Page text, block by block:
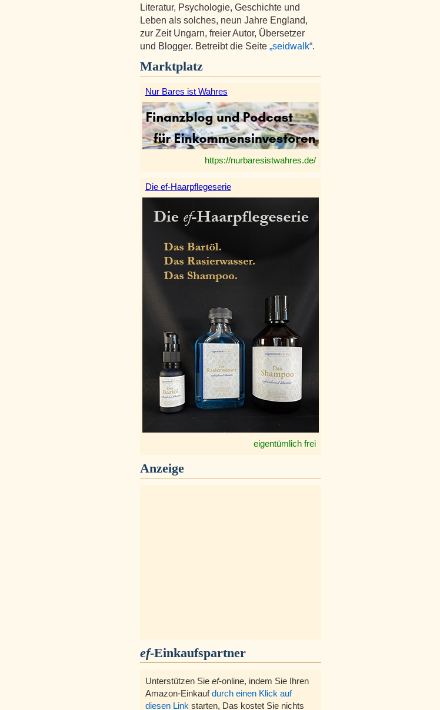
Literatur, Psychologie, Geschichte und
Leben als solches, neun Jahre England,
zur Zeit Ungarn, freier Autor, Übersetzer
und Blogger. Betreibt die Seite „seidwalk“.
Marktplatz
Nur Bares ist Wahres
https://nurbaresistwahres.de/
Die ef-Haarpflegeserie
eigentümlich frei
Anzeige
ef-Einkaufspartner
Unterstützen Sie ef-online, indem Sie Ihren
Amazon-Einkaufdurch einen Klick auf
diesen Link starten, Das kostet Sie nichts